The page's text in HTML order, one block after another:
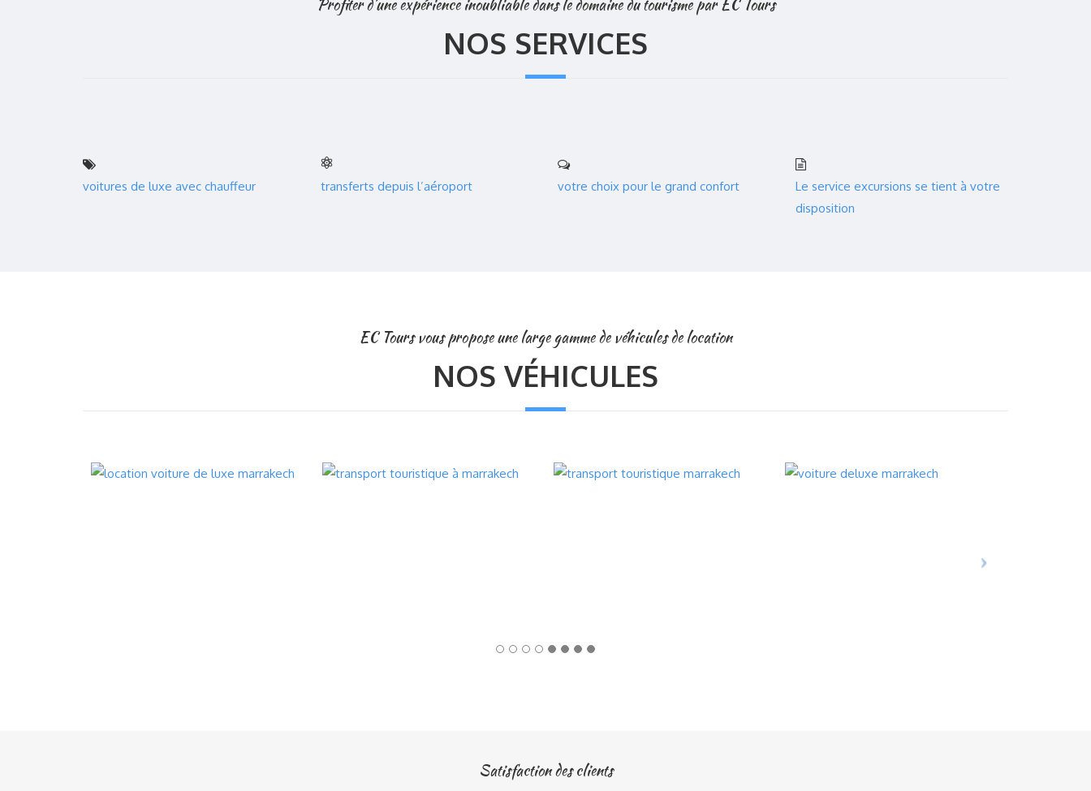
NOS SERVICES
voitures de luxe avec chauffeur transferts depuis l’aéroport votre choix pour le grand confort
Le service excursions se tient à votre
disposition
EC Tours vous propose une large gamme de véhicules de location
NOS VÉHICULES
Satisfaction des clients